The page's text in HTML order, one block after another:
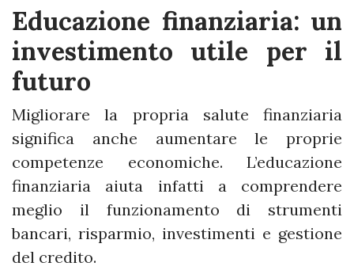
Educazione finanziaria: un
investimento utile per il
futuro
Migliorare la propria salute finanziaria
significa anche aumentare le proprie
competenze economiche. L’educazione
finanziaria aiuta infatti a comprendere
meglio il funzionamento di strumenti
bancari, risparmio, investimenti e gestione
del credito.